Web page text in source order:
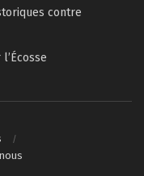
contre